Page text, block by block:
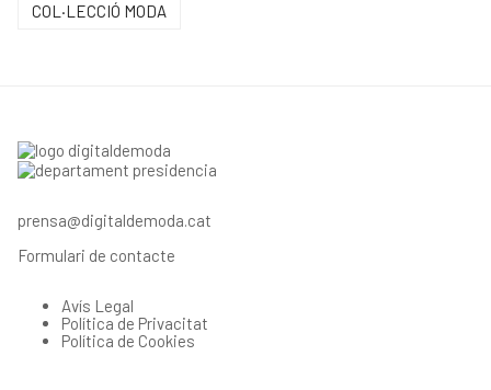
COL·LECCIÓ MODA
prensa@digitaldemoda.cat
Formulari de contacte
Avís Legal
Política de Privacitat
Política de Cookies